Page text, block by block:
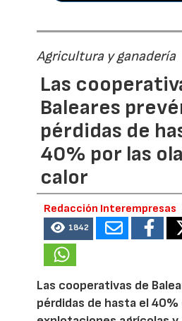
Agricultura y ganadería
Las
Baleares
pérdidas de
40% por las
calor
Redacción Interempresas
1842
Las cooperativas de
pérdidas de hasta el 40%